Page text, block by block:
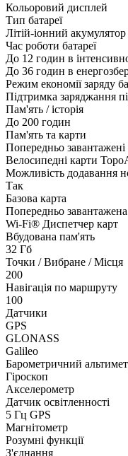
Кольоровий дисплей
Тип батареї
Літій-іонний акумулятор
Час роботи батареї
До 12 годин в
До 36 годин в
Режим економії заряду
Підтримка заряджання
Пам'ять / історія
До 200 годин
Пам'ять та карти
Попередньо завантажені
Велосипедні карти
Можливість додавання
Так
Базова карта
Попередньо
Wi-Fi® Диспетчер карт
Вбудована пам'ять
32 Гб
Точки / Вибране / Місця
200
Навігація по маршруту
100
Датчики
GPS
GLONASS
Galileo
Барометричний
Гіроскоп
Акселерометр
Датчик освітленності
5 Гц GPS
Магнітометр
Розумні функції
З'єднання